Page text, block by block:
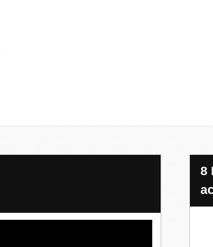
8 Projets, 20 €, une seule